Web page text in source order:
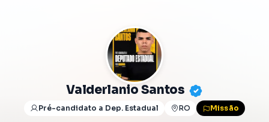
Valderlanio Santos
Pré-candidato a Dep. Estadual RO Missão